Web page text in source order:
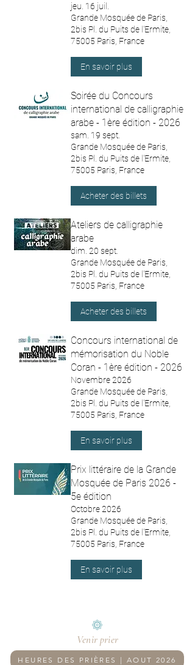
jeu. 16 juil.
Grande Mosquée de Paris,
2bis Pl. du Puits de l'Ermite,
75005 Paris, France
En savoir plus
Soirée du Concours
international de calligraphie
arabe - 1ère édition - 2026
sam. 19 sept.
Grande Mosquée de Paris,
2bis Pl. du Puits de l'Ermite,
75005 Paris, France
Acheter des billets
Ateliers de calligraphie
arabe
dim. 20 sept.
Grande Mosquée de Paris,
2bis Pl. du Puits de l'Ermite,
75005 Paris, France
Acheter des billets
Concours international de
mémorisation du Noble
Coran - 1ère édition - 2026
Novembre 2026
Grande Mosquée de Paris,
2bis Pl. du Puits de l'Ermite,
75005 Paris, France
En savoir plus
Prix littéraire de la Grande
Mosquée de Paris 2026 -
5e édition
Octobre 2026
Grande Mosquée de Paris,
2bis Pl. du Puits de l'Ermite,
75005 Paris, France
En savoir plus
Venir prier
HEURES DES PRIÈRES | AOUT 2026